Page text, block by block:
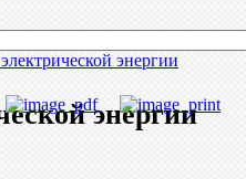
энергии
энергии